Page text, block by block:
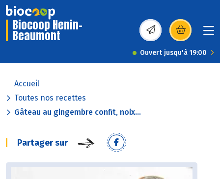
Biocoop Henin-
Beaumont (s’ouvre dans une
Ouvert jusqu'à 19:00
Accueil
Toutes nos recettes
Gâteau au gingembre confit, noix...
Partager sur